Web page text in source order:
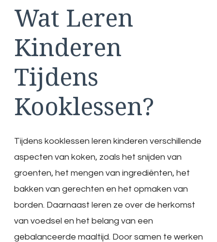
Wat Leren
Kinderen
Tijdens
Kooklessen?
Tijdens kooklessen leren kinderen verschillende
aspecten van koken, zoals het snijden van
groenten, het mengen van ingrediënten, het
bakken van gerechten en het opmaken van
borden. Daarnaast leren ze over de herkomst
van voedsel en het belang van een
gebalanceerde maaltijd. Door samen te werken